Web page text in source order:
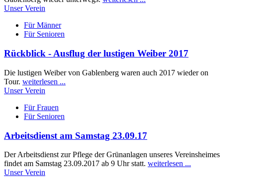
Unser Verein
Für Männer
Für Senioren
Rückblick - Ausflug der lustigen Weiber 2017
Die lustigen Weiber von Gablenberg waren auch 2017 wieder on
Tour. weiterlesen ...
Unser Verein
Für Frauen
Für Senioren
Arbeitsdienst am Samstag 23.09.17
Der Arbeitsdienst zur Pflege der Grünanlagen unseres Vereinsheimes
findet am Samstag 23.09.2017 ab 9 Uhr statt. weiterlesen ...
Unser Verein